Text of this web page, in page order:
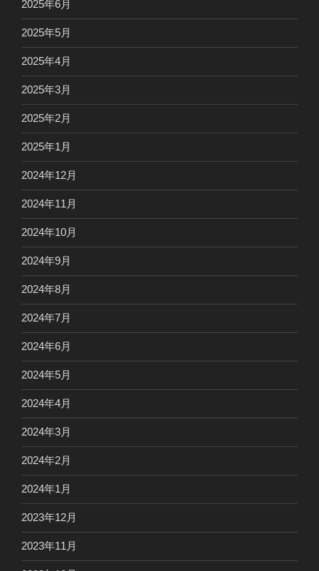
2025年6月
2025年5月
2025年4月
2025年3月
2025年2月
2025年1月
2024年12月
2024年11月
2024年10月
2024年9月
2024年8月
2024年7月
2024年6月
2024年5月
2024年4月
2024年3月
2024年2月
2024年1月
2023年12月
2023年11月